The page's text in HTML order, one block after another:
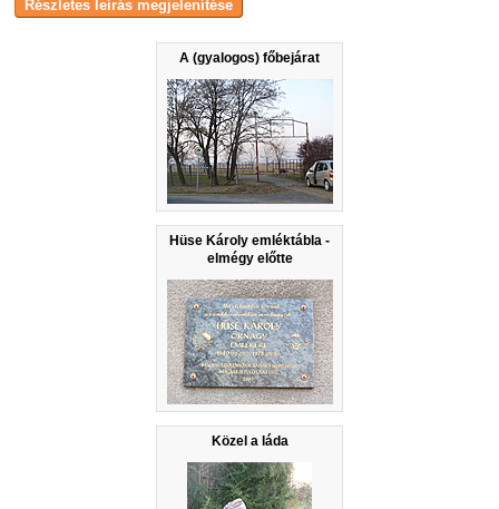
A (gyalogos) főbejárat
Hüse Károly emléktábla -
elmégy előtte
Közel a láda